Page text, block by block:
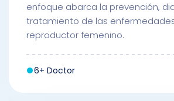
enfoque abarca la prevención,
tratamiento de las
reproductor femenino.
6+ Doctor